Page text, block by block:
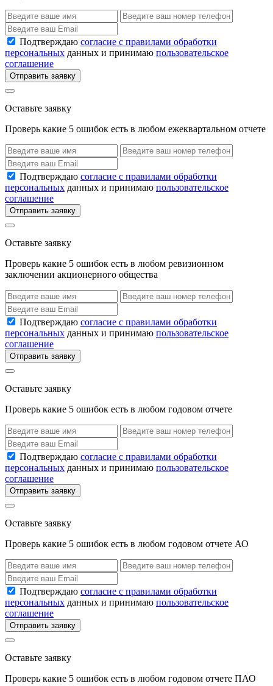
Подтверждаю согласие с правилами обработки
персональных данных и принимаю пользовательское
соглашение
Отправить заявку
Оставьте заявку
Проверь какие 5 ошибок есть в любом ежеквартальном отчете
Подтверждаю согласие с правилами обработки
персональных данных и принимаю пользовательское
соглашение
Отправить заявку
Оставьте заявку
Проверь какие 5 ошибок есть в любом ревизионном
заключении акционерного общества
Подтверждаю согласие с правилами обработки
персональных данных и принимаю пользовательское
соглашение
Отправить заявку
Оставьте заявку
Проверь какие 5 ошибок есть в любом годовом отчете
Подтверждаю согласие с правилами обработки
персональных данных и принимаю пользовательское
соглашение
Отправить заявку
Оставьте заявку
Проверь какие 5 ошибок есть в любом годовом отчете АО
Подтверждаю согласие с правилами обработки
персональных данных и принимаю пользовательское
соглашение
Отправить заявку
Оставьте заявку
Проверь какие 5 ошибок есть в любом годовом отчете ПАО